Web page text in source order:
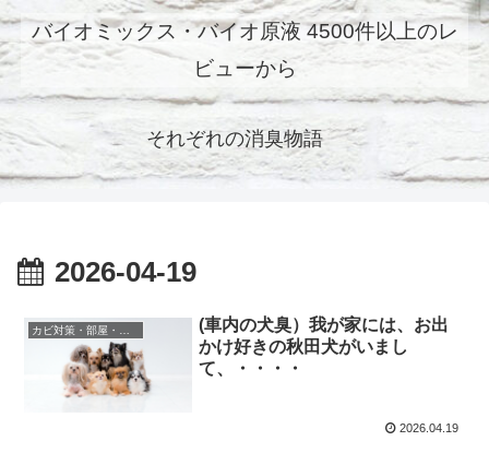
バイオミックス・バイオ原液 4500件以上のレ
ビューから
それぞれの消臭物語
2026-04-19
(車内の犬臭）我が家には、お出
かけ好きの秋田犬がいまし
て、・・・・
2026.04.19